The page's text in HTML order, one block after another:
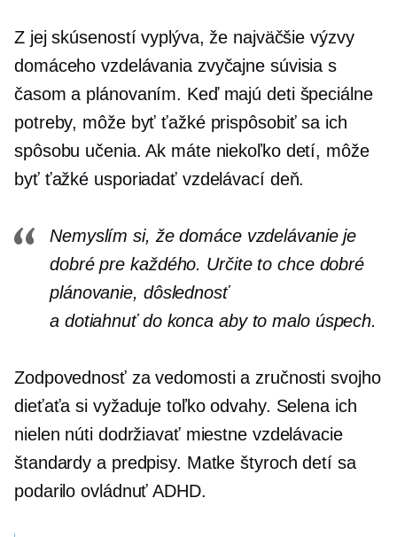
Z jej skúseností vyplýva, že najväčšie výzvy
domáceho vzdelávania zvyčajne súvisia s
časom a plánovaním. Keď majú deti špeciálne
potreby, môže byť ťažké prispôsobiť sa ich
spôsobu učenia. Ak máte niekoľko detí, môže
byť ťažké usporiadať vzdelávací deň.
Nemyslím si, že domáce vzdelávanie je
dobré pre každého. Určite to chce dobré
plánovanie, dôslednosť
a dotiahnuť do konca aby to malo úspech.
Zodpovednosť za vedomosti a zručnosti svojho
dieťaťa si vyžaduje toľko odvahy. Selena ich
nielen núti dodržiavať miestne vzdelávacie
štandardy a predpisy. Matke štyroch detí sa
podarilo ovládnuť ADHD.